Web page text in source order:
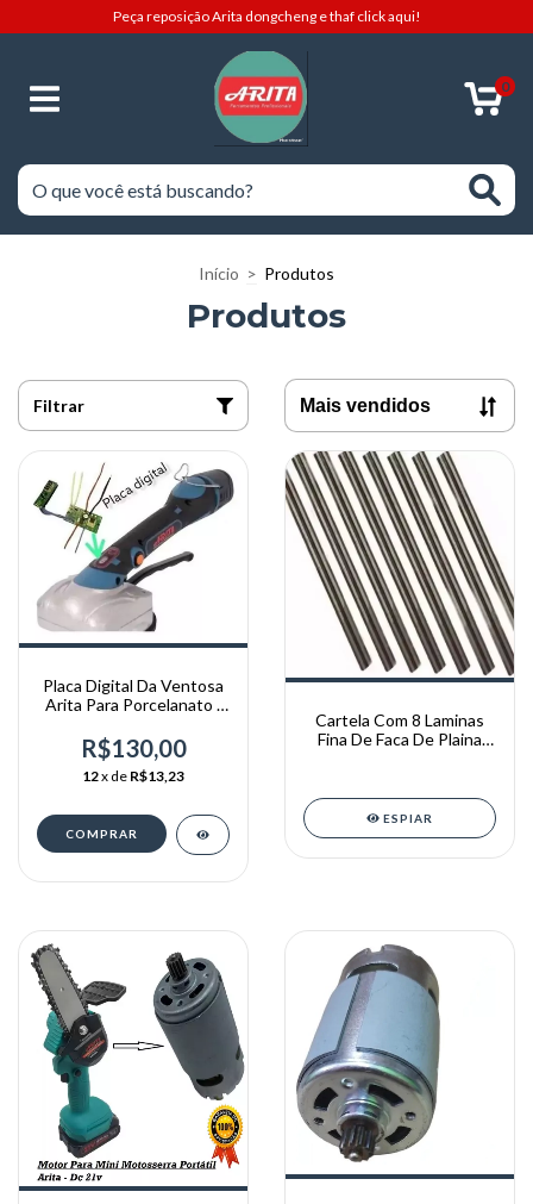
Peça reposição Arita dongcheng e thaf click aqui!
0
Início > Produtos
Produtos
Filtrar
Placa Digital Da Ventosa
Arita Para Porcelanato /
R$130,00
12x de R$13,23
Cartela Com 8 Laminas
Fina De Faca De Plaina
ESPIAR